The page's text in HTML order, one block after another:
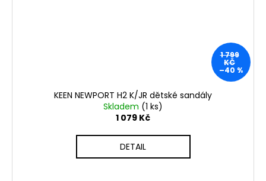
1 799
KČ
–40 %
KEEN NEWPORT H2 K/JR dětské sandály
Skladem (1 ks)
1 079 Kč
DETAIL